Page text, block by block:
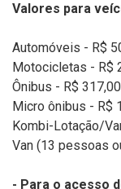
Valores para
Automóveis - R$
Motocicletas - R$
Ônibus - R$ 317,00
Micro ônibus - R$
Kombi-Lotação/
Van (13 pessoas
- Para o acesso